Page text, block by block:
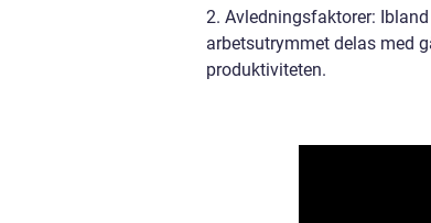
2. Avledningsfaktorer:
arbetsutrymmet delas med
produktiviteten.